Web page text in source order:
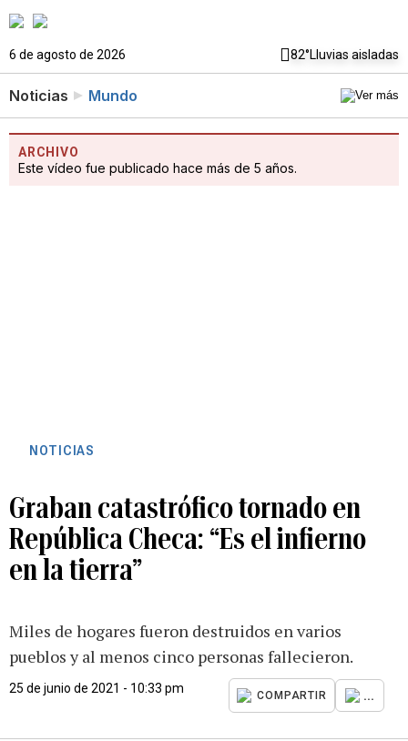
6 de agosto de 2026 82°Lluvias aisladas
Noticias Mundo
ARCHIVO
Este vídeo fue publicado hace más de 5 años.
NOTICIAS
Graban catastrófico tornado en
República Checa: “Es el infierno
en la tierra”
Miles de hogares fueron destruidos en varios
pueblos y al menos cinco personas fallecieron.
25 de junio de 2021 - 10:33 pm
COMPARTIR ...